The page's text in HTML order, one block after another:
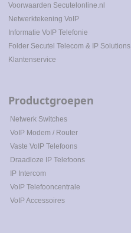
Voorwaarden Secutelonline.nl
Netwerktekening Vo IP
Informatie VoIP Telefonie
Folder Secutel Telecom & IP Solutions
Klantenservice
Productgroepen
Netwerk Switches
VoIP Modem / Router
Vaste VoIP Telefoons
Draadloze IP Telefoons
IP Intercom
VoIP Telefooncentrale
VoIP Accessoires